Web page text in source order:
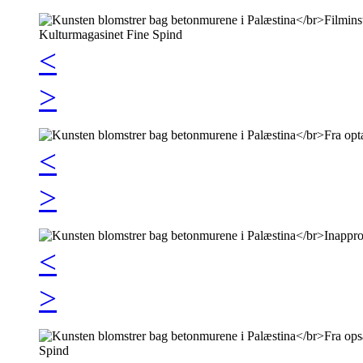
<
>
<
>
<
>